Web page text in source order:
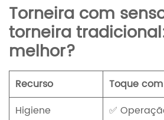
Torneira com
torneira
melhor?
Recurso
Toque
Higiene
✅